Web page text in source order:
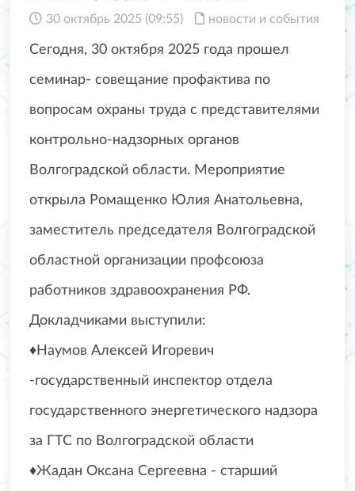
30 октябрь 2025 (09:55) новости и события
Сегодня, 30 октября 2025 года прошел
семинар- совещание профактива по
вопросам охраны труда с представителями
контрольно-надзорных органов
Волгоградской области. Мероприятие
открыла Ромащенко Юлия Анатольевна,
заместитель председателя Волгоградской
областной организации профсоюза
работников здравоохранения РФ.
Докладчиками выступили:
♦️Наумов Алексей Игоревич
-государственный инспектор отдела
государственного энергетического надзора
за ГТС по Волгоградской области
♦️Жадан Оксана Сергеевна - старший